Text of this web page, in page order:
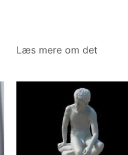
Læs mere om det